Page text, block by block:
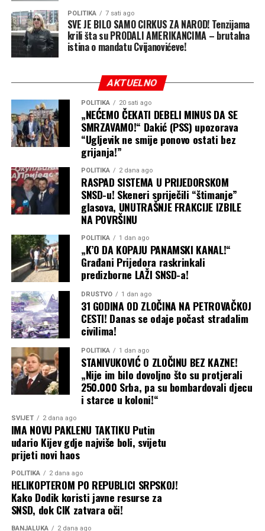
ako su njihovi roditelji u zemlji ilegalno ili samo
privremeno, uključujući određene nosioce privremenih
viza.
Pravo na državljanstvo po rođenju nije apsolutno, ali su
izuzeci veoma ograničeni.
Američka pravna tradicija dugo priznaje, između ostalog,
izuzetke povezane sa djecom stranih diplomata, a sudska
praksa poznaje i istorijski izuzetak koji se odnosi na djecu
neprijateljskih snaga tokom neprijateljske okupacije.
Upravo na postojeće izuzetke Trampova administracija
pokušava da se osloni novim, znatno užim pristupom.
Jedna od uredbi odnosi se, između ostalog, na određene
osobe koje administracija svrstava u kategoriju
“neprijateljskih stranaca”, kao i na druge specifične
kategorije, prenosi CNN.
Konzervativne sudije bile podijeljene
Iako je Tramp izgubio slučaj rezultatom 6:3, odluka je
pokazala ozbiljne razlike među konzervativnim sudijama
Vrhovnog suda.
Sudije Klarens Tomas (Clarence Thomas), Semjuel Alito
(Samuel Alito) i Nil Gorsuč (Neil Gorsuch) nisu se složile
sa većinom. Tomas i Gorsuč posebno su osporavali
tumačenje prema kojem 14. amandman tako široko štiti
državljanstvo djece stranaca rođene u SAD.
Kavano je, s druge strane, glasao da Trampova uredba
ne može opstati, ali je svoj zaključak zasnovao na
saveznom zakonu, a ne na istom ustavnom obrazloženju
kao petočlana većina.
Nova pravna bitka na pomolu
POLITIKA 7 sati ago
SVE JE BILO SAMO CIRKUS ZA NAROD! Tenzijama
krili šta su PRODALI AMERIKANCIMA – brutalna
istina o mandatu Cvijanovićeve!
AKTUELNO
POLITIKA 20 sati ago
„NEĆEMO ČEKATI DEBELI MINUS DA SE
SMRZAVAMO!“ Dakić (PSS) upozorava
“Ugljevik ne smije ponovo ostati bez
grijanja!”
POLITIKA 2 dana ago
RASPAD SISTEMA U PRIJEDORSKOM
SNSD-u! Skeneri spriječili “štimanje”
glasova, UNUTRAŠNJE FRAKCIJE IZBILE
NA POVRŠINU
POLITIKA 1 dan ago
„K’O DA KOPAJU PANAMSKI KANAL!“
Građani Prijedora raskrinkali
predizborne LAŽI SNSD-a!
DRUŠTVO 1 dan ago
31 GODINA OD ZLOČINA NA PETROVAČKOJ
CESTI! Danas se odaje počast stradalim
civilima!
POLITIKA 1 dan ago
STANIVUKOVIĆ O ZLOČINU BEZ KAZNE!
„Nije im bilo dovoljno što su protjerali
250.000 Srba, pa su bombardovali djecu
i starce u koloni!“
SVIJET 2 dana ago
IMA NOVU PAKLENU TAKTIKU Putin
udario Kijev gdje najviše boli, svijetu
prijeti novi haos
POLITIKA 2 dana ago
HELIKOPTEROM PO REPUBLICI SRPSKOJ!
Kako Dodik koristi javne resurse za
SNSD, dok CIK zatvara oči!
BANJALUKA 2 dana ago